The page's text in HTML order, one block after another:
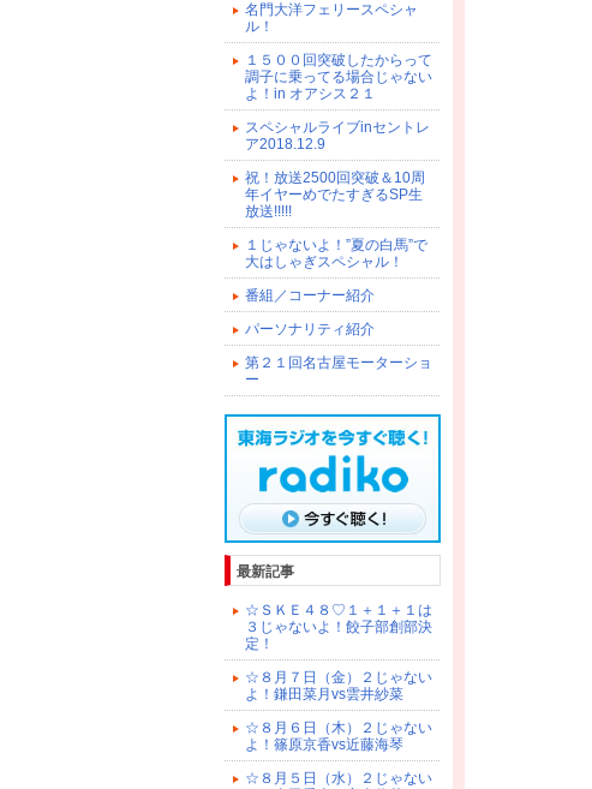
名門大洋フェリースペシャ
ル！
１５００回突破したからって
調子に乗ってる場合じゃない
よ！in オアシス２１
スペシャルライブinセントレ
ア2018.12.9
祝！放送2500回突破＆10周
年イヤーめでたすぎるSP生
放送!!!!!
１じゃないよ！”夏の白馬”で
大はしゃぎスペシャル！
番組／コーナー紹介
パーソナリティ紹介
第２１回名古屋モーターショ
ー
最新記事
☆ＳＫＥ４８♡１＋１＋１は
３じゃないよ！餃子部創部決
定！
☆８月７日（金）２じゃない
よ！鎌田菜月vs雲井紗菜
☆８月６日（木）２じゃない
よ！篠原京香vs近藤海琴
☆８月５日（水）２じゃない